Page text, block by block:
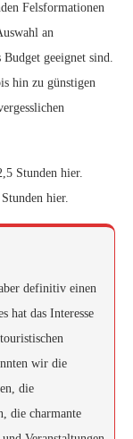
Felsformationen
an
geeignet sind.
hin zu günstigen
hier.
definitiv einen
hat das Interesse
wir die
die
die charmante